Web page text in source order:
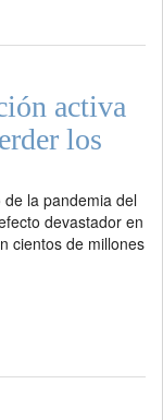
activa
los
la pandemia del
devastador en
cientos de millones